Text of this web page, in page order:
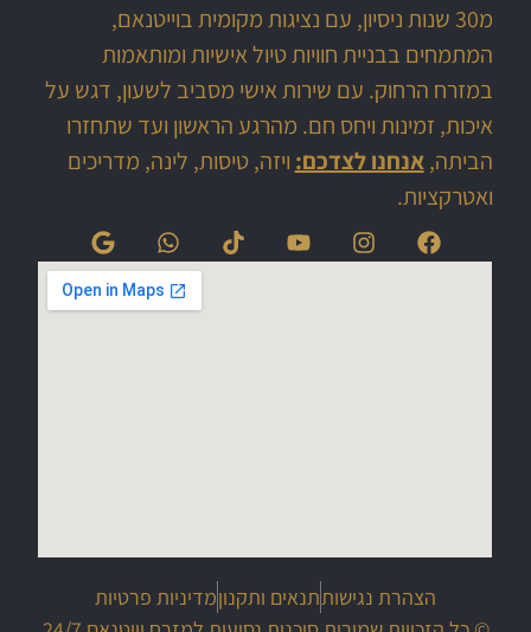
מ30 שנות ניסיון, עם נציגות מקומית בוייטנאם,
המתמחים בבניית חוויות טיול אישיות ומותאמות
במזרח הרחוק. עם שירות אישי מסביב לשעון, דגש על
איכות, זמינות ויחס חם. מהרגע הראשון ועד שתחזרו
הביתה,אנחנו לצדכם: ויזה, טיסות, לינה, מדריכים
ואטרקציות.
הצהרת נגישותתנאים ותקנוןמדיניות פרטיות